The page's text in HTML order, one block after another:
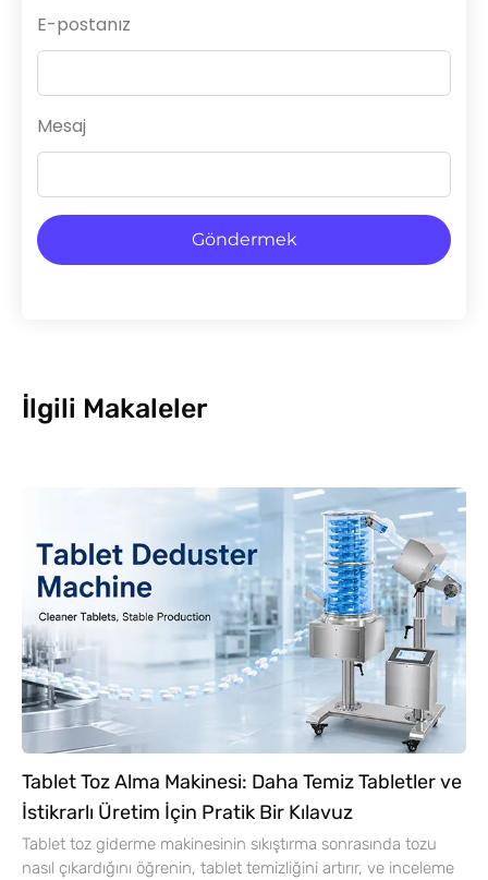
E-postanız
Mesaj
Göndermek
İlgili Makaleler
Tablet Toz Alma Makinesi: Daha Temiz Tabletler ve
İstikrarlı Üretim İçin Pratik Bir Kılavuz
Tablet toz giderme makinesinin sıkıştırma sonrasında tozu
nasıl çıkardığını öğrenin, tablet temizliğini artırır, ve inceleme